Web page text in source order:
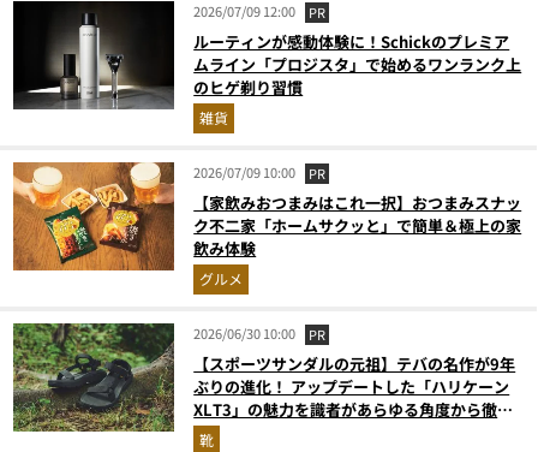
2026/07/09 12:00 PR
ルーティンが感動体験に！Schickのプレミア
ムライン「プロジスタ」で始めるワンランク上
のヒゲ剃り習慣
雑貨
2026/07/09 10:00 PR
【家飲みおつまみはこれ一択】おつまみスナッ
ク不二家「ホームサクッと」で簡単＆極上の家
飲み体験
グルメ
2026/06/30 10:00 PR
【スポーツサンダルの元祖】テバの名作が9年
ぶりの進化！ アップデートした「ハリケーン
XLT3」の魅力を識者があらゆる角度から徹底
解説！
靴